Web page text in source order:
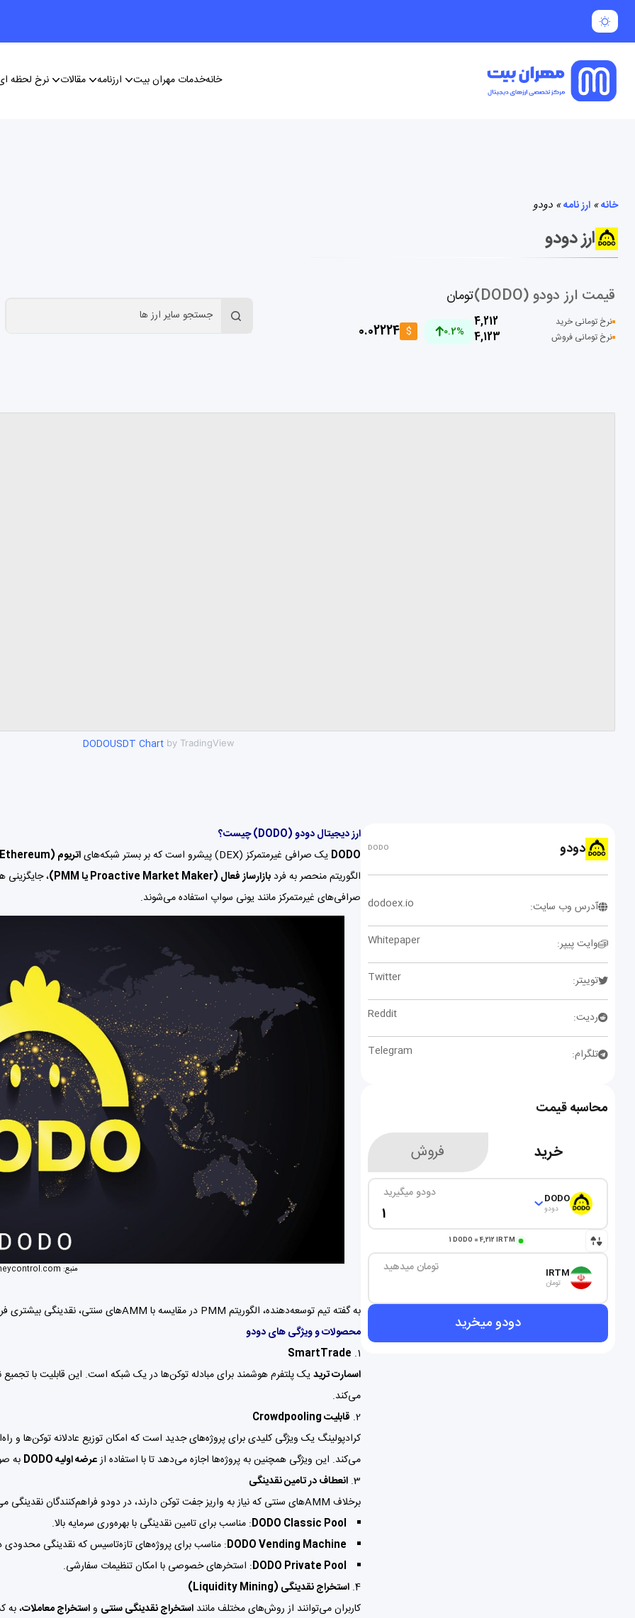
خانهخدمات مهران بیت ارزنامه مقالات نرخ لحظه
خانه» ارز نامه» دودو
ارز دودو
قیمت ارز دودو (DODO)
نرخ تومانی خرید 4,212
نرخ تومانی فروش 4,123
تومان
0.2%
$
0.02224
DODOUSDT Chart by TradingView
دودو DODO
آدرس وب سایت: dodoex.io
وایت پیپر: Whitepaper
توییتر: Twitter
ردیت: Reddit
تلگرام: Telegram
محاسبه قیمت
خرید فروش
DODO
دودو
دودو میگیرید
1 DODO = 4,212 IRTM
IRTM
تومان
تومان میدهید
دودو میخرید
ارز دیجیتال دودو (DODO) چیست؟
DODO یک صرافی غیرمتمرکز (DEX) پیشرو است که بر بستر شبکه‌های
اتریوم (Ethereum)
الگوریتم منحصر به فردبازارساز فعال (Proactive Market Maker یا PMM)
، جایگزینی
صرافی‌های غیرمتمرکز مانند یونی سواپ استفاده می‌شوند.
منبع:
به گفته تیم توسعه‌دهنده، الگوریتم PMM در مقایسه با AMMهای سنتی، نقدینگی بیشتری فراهم کرده و قیمت‌ها را با ثبات بیشتری ارائه می‌کند.
محصولات و ویژگی های دودو
1.
SmartTrade
اسمارت تریدیک پلتفرم هوشمند برای مبادله توکن‌ها در یک شبکه است. این قابلیت با
می‌کند.
2. قابلیت Crowdpooling
کرادپولینگ یک ویژگی کلیدی برای پروژه‌های جدید است که امکان توزیع عادلانه توکن‌ها و
می‌کند. این ویژگی همچنین به پروژه‌ها اجازه می‌دهد تا با استفاده ازعرضه اولیه DODO
به
3. انعطاف در تامین نقدینگی
برخلاف AMMهای سنتی که نیاز به واریز جفت توکن دارند، در دودو فراهم‌کنندگان نقدینگی می‌توانند
DODO Classic Pool: مناسب برای تامین نقدینگی با بهره‌وری سرمایه بالا.
DODO Vending Machine: مناسب برای پروژه‌های تازه‌تاسیس که نقدینگی محدودی
DODO Private Pool: استخرهای خصوصی با امکان تنظیمات سفارشی.
4. استخراج نقدینگی (Liquidity Mining)
کاربران می‌توانند از روش‌های مختلف مانند استخراج نقدینگی سنتی و استخراج معاملات، به